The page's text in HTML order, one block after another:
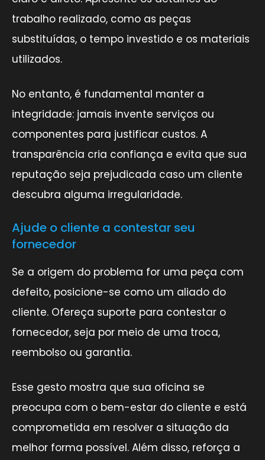
trabalho realizado, como as peças
substituídas, o tempo investido e os materiais
utilizados.
No entanto, é fundamental manter a
integridade: jamais invente serviços ou
componentes para justificar custos. A
transparência cria confiança e evita que sua
reputação seja prejudicada caso um cliente
descubra alguma irregularidade.
Ajude o cliente a contestar seu
fornecedor
Se a origem do problema for uma peça com
defeito, posicione-se como um aliado do
cliente. Ofereça suporte para contestar o
fornecedor, seja por meio de uma troca,
reembolso ou garantia.
Esse gesto mostra que sua oficina se
preocupa com o bem-estar do cliente e está
comprometida em resolver a situação da
melhor forma possível. Além disso, reforça a